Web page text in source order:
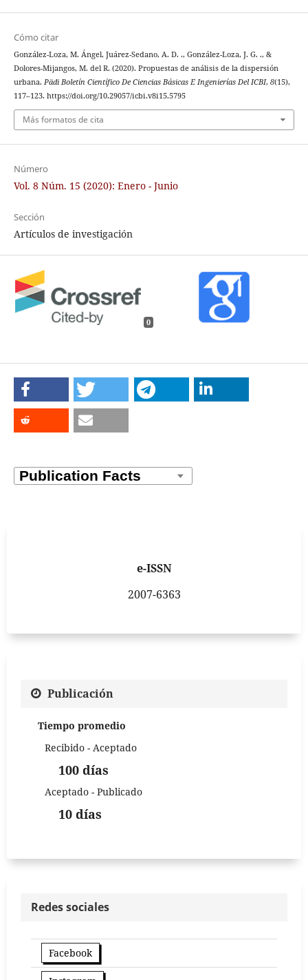
Cómo citar
González-Loza, M. Ángel, Juárez-Sedano, A. D. ., González-Loza, J. G. ., &
Dolores-Mijangos, M. del R. (2020). Propuestas de análisis de la dispersión
urbana. Pädi Boletín Científico De Ciencias Básicas E Ingenierías Del ICBI, 8(15),
117–123. https://doi.org/10.29057/icbi.v8i15.5795
Más formatos de cita
Número
Vol. 8 Núm. 15 (2020): Enero - Junio
Sección
Artículos de investigación
0
e-ISSN
2007-6363
Publicación
Tiempo promedio
Recibido - Aceptado
100 días
Aceptado - Publicado
10 días
Redes sociales
Facebook